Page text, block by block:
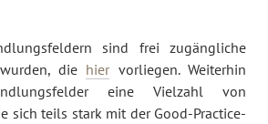
sind frei zugängliche
die hier vorliegen. Weiterhin
eine Vielzahl von
sich teils stark mit der Good-Practice-